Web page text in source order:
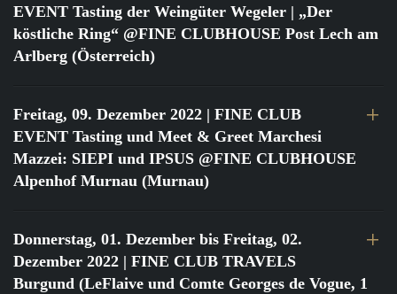
EVENT Tasting der Weingüter Wegeler | „Der
köstliche Ring“ @FINE CLUBHOUSE Post Lech am
Arlberg (Österreich)
Freitag, 09. Dezember 2022 | FINE CLUB
EVENT Tasting und Meet & Greet Marchesi
Mazzei: SIEPI und IPSUS @FINE CLUBHOUSE
Alpenhof Murnau (Murnau)
Donnerstag, 01. Dezember bis Freitag, 02.
Dezember 2022 | FINE CLUB TRAVELS
Burgund (LeFlaive und Comte Georges de Vogue, 1